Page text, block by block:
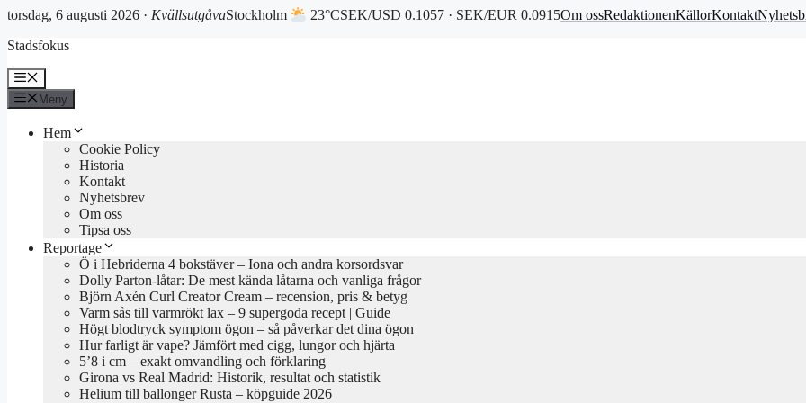
torsdag, 6 augusti 2026 · KvällsutgåvaStockholm 23°CSEK/USD 0.1057 · SEK/EUR 0.0915Om ossRedaktionenKällorKontakt
till
Stadsfokus
Meny
Meny
Hem
Cookie Policy
Historia
Kontakt
Nyhetsbrev
Om oss
Tipsa oss
Reportage
Ö i Hebriderna 4 bokstäver – Iona och andra korsordsvar
Dolly Parton-låtar: De mest kända låtarna och vanliga frågor
Björn Axén Curl Creator Cream – recension, pris & betyg
Varm sås till varmrökt lax – 9 supergoda recept | Guide
Högt blodtryck symptom ögon – så påverkar det dina ögon
Hur farligt är vape? Jämfört med cigg, lungor och hjärta
5’8 i cm – exakt omvandling och förklaring
Girona vs Real Madrid: Historik, resultat och statistik
Helium till ballonger Rusta – köpguide 2026